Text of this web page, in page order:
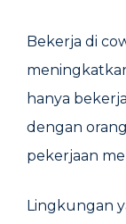
Bekerja di
hanya
dengan
pekerjaan
Lingkungan